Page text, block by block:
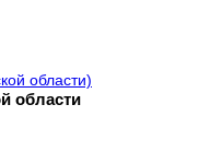
области)
области